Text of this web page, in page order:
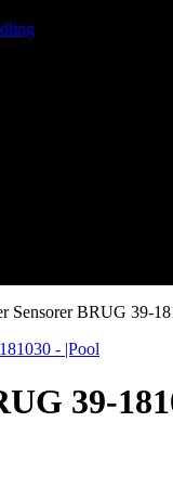
Sensorer BRUG 39-
39-